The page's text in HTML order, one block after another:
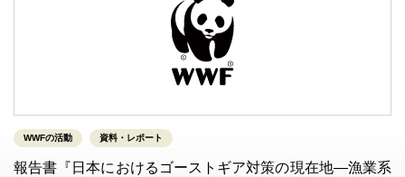
WWFの活動 資料・レポート
報告書『日本におけるゴーストギア対策の現在地―漁業系